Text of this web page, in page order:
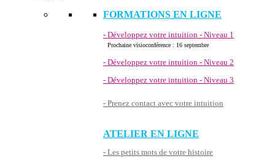
FORMATIONS EN LIGNE
- Développez votre intuition - Niveau 1
Prochaine visioconférence : 16 septembre
- Développez votre intuition - Niveau 2
- Développez votre intuition - Niveau 3
- Prenez contact avec votre intuition
ATELIER EN LIGNE
- Les petits mots de votre histoire